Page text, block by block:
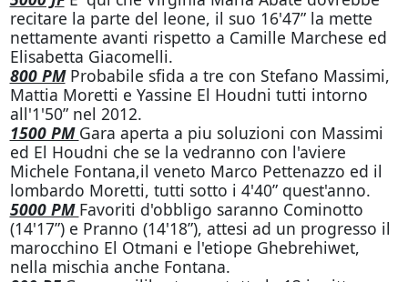
recitare la parte del leone, il suo 16'47” la mette
nettamente avanti rispetto a Camille Marchese ed
Elisabetta Giacomelli.
800 PMProbabile sfida a tre con Stefano Massimi,
Mattia Moretti e Yassine El Houdni tutti intorno
all'1'50” nel 2012.
1500 PM Gara aperta a piu soluzioni con Massimi
ed El Houdni che se la vedranno con l'aviere
Michele Fontana,il veneto Marco Pettenazzo ed il
lombardo Moretti, tutti sotto i 4'40” quest'anno.
5000 PM Favoriti d'obbligo saranno Cominotto
(14'17”) e Pranno (14'18”), attesi ad un progresso il
marocchino El Otmani e l'etiope Ghebrehiwet,
nella mischia anche Fontana.